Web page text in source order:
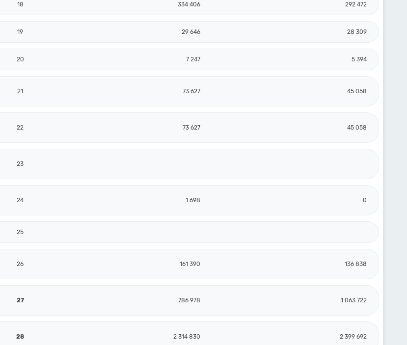
18 334 406 292 472
19 29 646 28 309
20 7 247 5 394
21 73 627 45 058
22 73 627 45 058
23
24 1 698 0
25
26 161 390 136 838
27 786 978 1 063 722
28 2 314 830 2 399 692